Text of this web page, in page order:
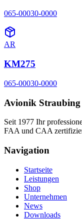
065-00030-0000
AR
KM275
065-00030-0000
Avionik Straubing
Seit 1977 Ihr
FAA und CAA
Navigation
Startseite
Leistungen
Shop
Unternehmen
News
Downloads